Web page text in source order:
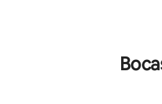
com seu festival e
Nîmes, a cidade